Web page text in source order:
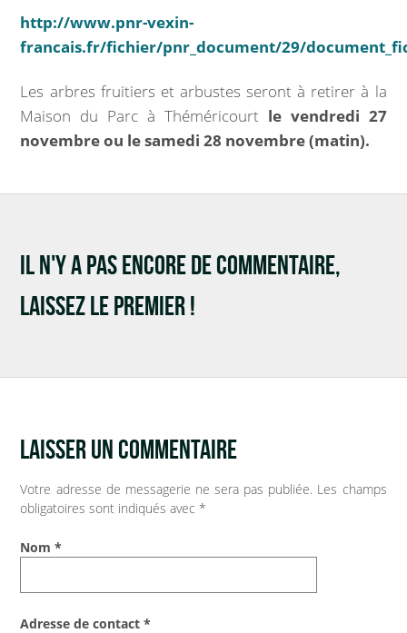
Demande d’acte civil
VOS OUTILS
Soumission d’articles pour le blog
http://www.pnr-vexin-
francais.fr/fichier/pnr_document/29/
Les arbres fruitiers et arbustes seront à retirer à la
Maison du Parc à Théméricourt le vendredi 27
novembre ou le samedi 28 novembre (matin).
IL N'Y A PAS ENCORE DE COMMENTAIRE,
LAISSEZ LE PREMIER !
LAISSER UN COMMENTAIRE
Votre adresse de messagerie ne sera pas publiée. Les champs
obligatoires sont indiqués avec*
Nom*
Adresse de contact*